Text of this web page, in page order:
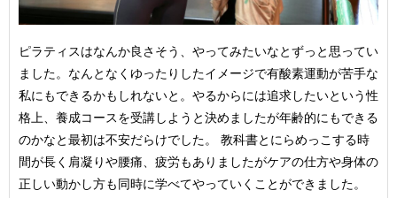
ピラティスはなんか良さそう、やってみたいなとずっと思ってい
ました。なんとなくゆったりしたイメージで有酸素運動が苦手な
私にもできるかもしれないと。やるからには追求したいという性
格上、養成コースを受講しようと決めましたが年齢的にもできる
のかなと最初は不安だらけでした。 教科書とにらめっこする時
間が長く肩凝りや腰痛、疲労もありましたがケアの仕方や身体の
正しい動かし方も同時に学べてやっていくことができました。